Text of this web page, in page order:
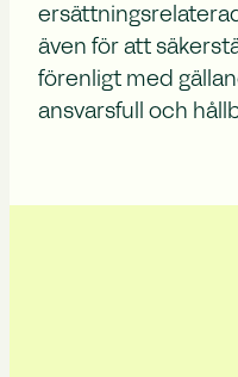
även för att
förenligt med
ansvarsfull och